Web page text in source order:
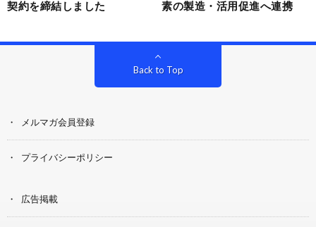
契約を締結しました
素の製造・活用促進へ連携
Back to Top
メルマガ会員登録
プライバシーポリシー
広告掲載